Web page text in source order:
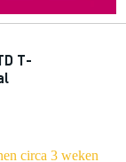
T-
circa 3 weken